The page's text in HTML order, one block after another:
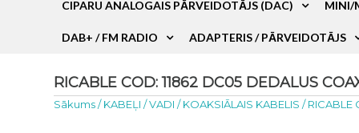
CIPARU ANALOGAIS PĀRVEIDOTĀJS (DAC) MINI/
DAB+ / FM RADIO ADAPTERIS / PĀRVEIDOTĀJS
RICABLE COD: 11862 DC05 DEDALUS
Sākums/KABEĻI / VADI /KOAKSIĀLAIS KABELIS /RICABLE